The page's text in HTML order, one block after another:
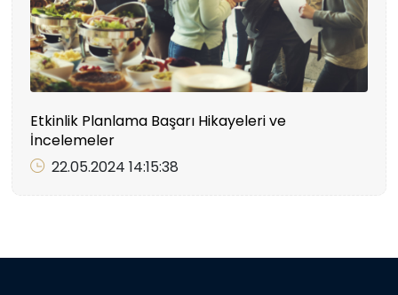
Etkinlik Planlama Başarı Hikayeleri ve
İncelemeler
22.05.2024 14:15:38